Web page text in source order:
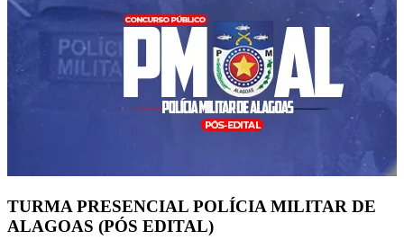
TURMA PRESENCIAL POLÍCIA MILITAR DE
ALAGOAS (PÓS EDITAL)